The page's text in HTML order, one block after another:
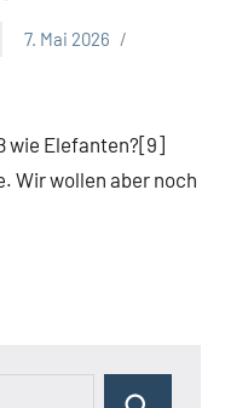
7. Mai 2026
wie Elefanten?[9]
Wir wollen aber noch